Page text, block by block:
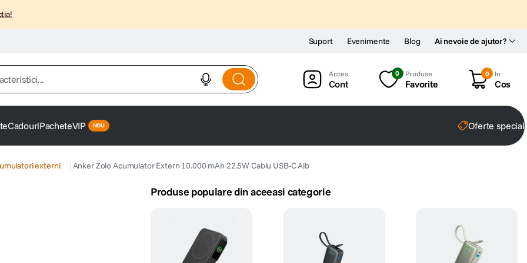
Ai nevoie de ajutor?
Suport Evenimente Blog
Cont
0 Produse
Favorite
0 In
Cos
CadouriPacheteVIP Oferte
externi Anker Zolo Acumulator Extern 10.000 mAh 22.5W Cablu USB-C Alb
Produse populare din aceeasi categorie